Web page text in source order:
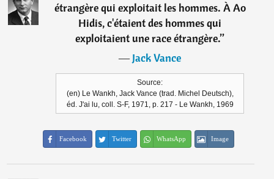
étrangère qui exploitait les hommes. À Ao
Hidis, c'étaient des hommes qui
exploitaient une race étrangère.”
―Jack Vance
Source:
(en) Le Wankh, Jack Vance (trad. Michel Deutsch),
éd. J'ai lu, coll. S-F, 1971, p. 217 - Le Wankh, 1969
Facebook Twitter WhatsApp Image